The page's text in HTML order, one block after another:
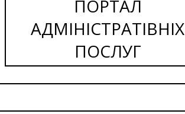
ПОРТАЛ
АДМІНІСТРАТІВНІХ
ПОСЛУГ